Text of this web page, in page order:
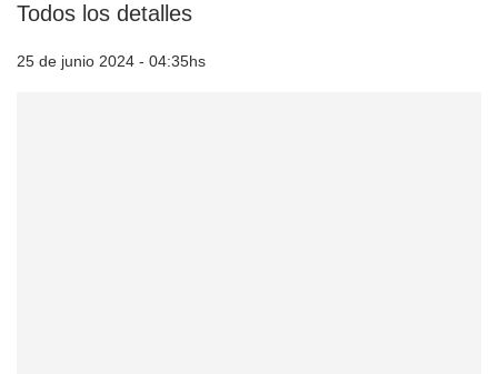
Todos los detalles
25 de junio 2024 - 04:35hs